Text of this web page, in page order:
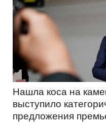
Нашла коса на
выступило
предложения